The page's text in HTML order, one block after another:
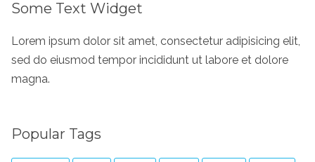
Some Text Widget
Lorem ipsum dolor sit amet, consectetur adipisicing elit,
sed do eiusmod tempor incididunt ut labore et dolore
magna.
Popular Tags